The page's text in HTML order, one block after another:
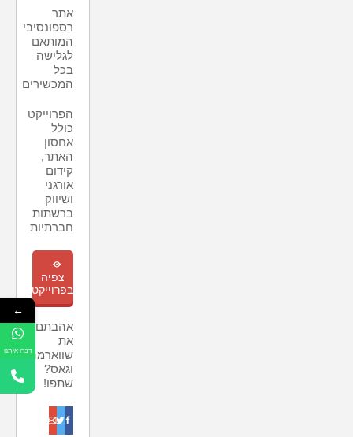
אתר
רספונסיבי
המותאם
לגלישה
בכל
המכשירים
הפרוייקט
כולל
אחסון
האתר,
קידום
אורגני
ושיווק
ברשתות
חברתיות
m
צפיה
בפרוייקט
אהבתם
את
שווארמה
וגאס?
שתפו!
f
t
o
←
דברו איתנו